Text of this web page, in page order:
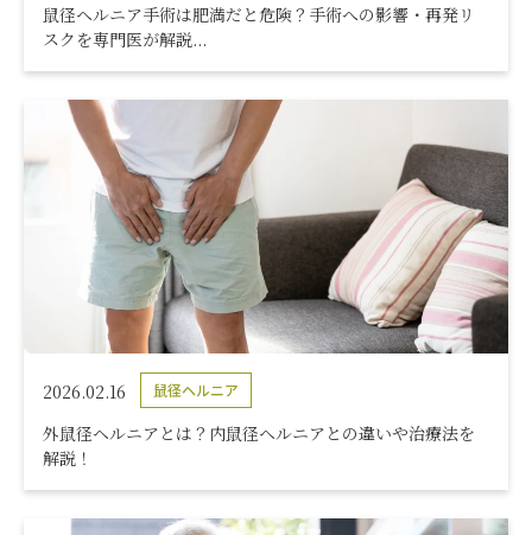
鼠径ヘルニア手術は肥満だと危険？手術への影響・再発リ
スクを専門医が解説...
2026.02.16 鼠径ヘルニア
外鼠径ヘルニアとは？内鼠径ヘルニアとの違いや治療法を
解説！